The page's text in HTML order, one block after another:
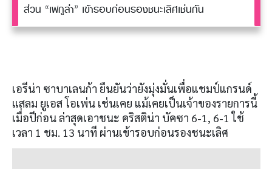
ส่วน “เพกูล่า” เข้ารอบก่อนรองชนะเลิศเช่นกัน
เอรีน่า ซาบาเลนก้า ยืนยันว่ายังมุ่งมั่นเพื่อแชมป์แกรนด์
แสลม ยูเอส โอเพ่น เช่นเคย แม้เคยเป็นเจ้าของรายการนี้
เมื่อปีก่อน ล่าสุดเอาชนะ คริสติน่า บัคซา 6-1, 6-1ใช้
เวลา 1 ชม . 13 นาที ผ่านเข้ารอบก่อนรองชนะเลิศ